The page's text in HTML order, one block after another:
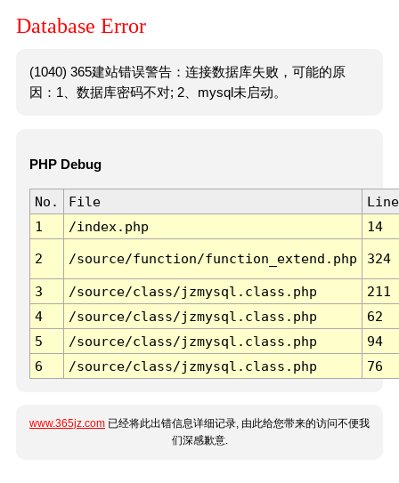
Database Error
(1040) 365建站错误警告：连接数据库失败，可能的原
因：1、数据库密码不对; 2、mysql未启动。
PHP Debug
No. File
Line
1
/index.php 14
2 /source/function/function_extend.php 324
3 /source/class/jzmysql.class.php
211
4
/source/class/jzmysql.class.php
62
5
/source/class/jzmysql.class.php
94
6
/source/class/jzmysql.class.php 76
www.365jz.com 已经将此出错信息详细记录, 由此给您带来的访问不便我
们深感歉意.